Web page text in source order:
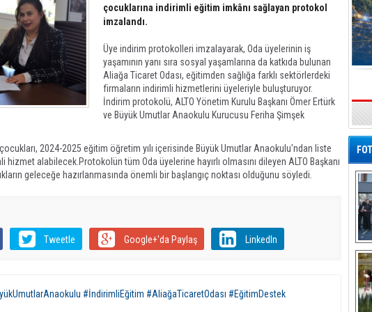
çocuklarına indirimli eğitim imkânı sağlayan protokol
imzalandı.
Üye indirim protokolleri imzalayarak, Oda üyelerinin iş
yaşamının yanı sıra sosyal yaşamlarına da katkıda bulunan
Aliağa Ticaret Odası, eğitimden sağlığa farklı sektörlerdeki
firmaların indirimli hizmetlerini üyeleriyle buluşturuyor.
İndirim protokolü, ALTO Yönetim Kurulu Başkanı Ömer Ertürk
ve Büyük Umutlar Anaokulu Kurucusu Feriha Şimşek
2024-2025 eğitim öğretim yılı içerisinde Büyük Umutlar Anaokulu'ndan liste
alabilecek.Protokolün tüm Oda üyelerine hayırlı olmasını dileyen ALTO Başkanı
geleceğe hazırlanmasında önemli bir başlangıç noktası olduğunu söyledi.
Tweetle Google+'da Paylaş LinkedIn
#İndirimliEğitim #AliağaTicaretOdası #EğitimDestek